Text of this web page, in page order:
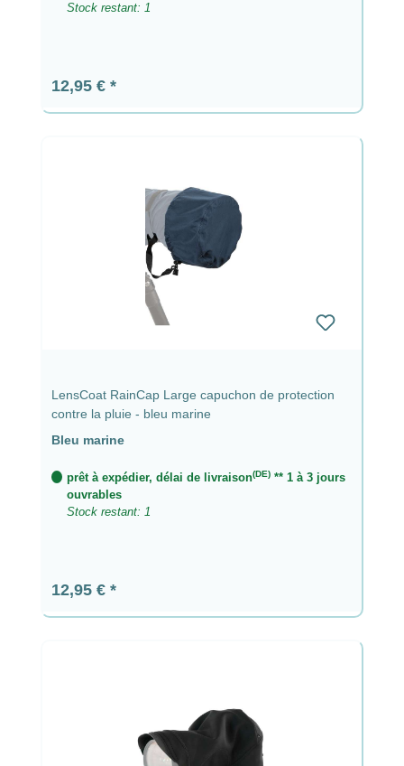
Stock restant: 1
Prix régulier :
12,95 €
LensCoat RainCap Large capuchon de protection
contre la pluie - bleu marine
Bleu marine
prêt à expédier, délai de livraison(DE)** 1 à 3 jours
ouvrables
Stock restant: 1
Prix régulier :
12,95 €